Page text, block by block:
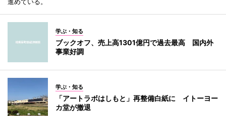
学ぶ・知る
ブックオフ、売上高1301億円で過去最高 国内外
事業好調
学ぶ・知る
「アートラボはしもと」再整備白紙に イトーヨー
カ堂が撤退